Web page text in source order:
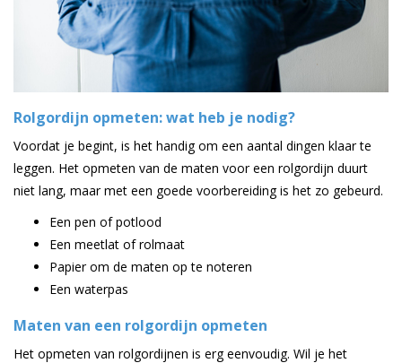
Rolgordijn opmeten: wat heb je nodig?
Voordat je begint, is het handig om een aantal dingen klaar te
leggen. Het opmeten van de maten voor een rolgordijn duurt
niet lang, maar met een goede voorbereiding is het zo gebeurd.
Een pen of potlood
Een meetlat of rolmaat
Papier om de maten op te noteren
Een waterpas
Maten van een rolgordijn opmeten
Het opmeten van rolgordijnen is erg eenvoudig. Wil je het